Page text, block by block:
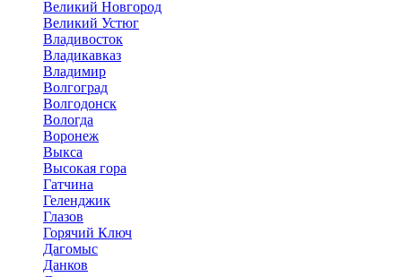
Великий Новгород
Великий Устюг
Владивосток
Владикавказ
Владимир
Волгоград
Волгодонск
Вологда
Воронеж
Выкса
Высокая гора
Гатчина
Геленджик
Глазов
Горячий Ключ
Дагомыс
Данков